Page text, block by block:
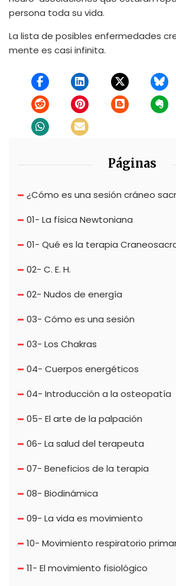
persona toda su vida.
La lista de posibles enfermedades
mente es casi infinita.
Páginas
¿Cómo es una sesión cráneo
01- La física Newtoniana
01- Qué es la terapia
02- C. E. H.
02- Nudos de energía
03- Cómo es una sesión
03- Los Chakras
04- Cuerpos energéticos
04- Introducción a la osteopatía
05- El arte de la palpación
06- La salud del terapeuta
07- Beneficios de la terapia
08- Biodinámica
09- La vida es movimiento
10- Movimiento respiratorio
11- El movimiento fisiológico